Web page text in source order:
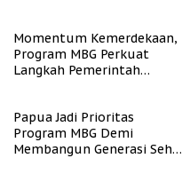
Momentum Kemerdekaan,
Program MBG Perkuat
Langkah Pemerintah
Papua Jadi Prioritas
Program MBG Demi
Membangun Generasi Sehat